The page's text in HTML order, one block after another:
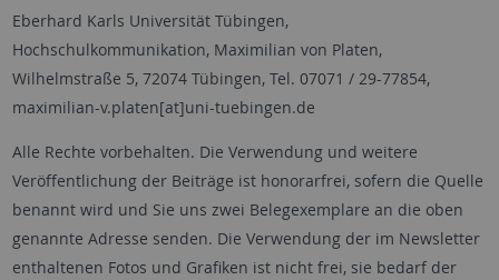
Eberhard Karls Universität Tübingen,
Hochschulkommunikation, Maximilian von Platen,
Wilhelmstraße 5, 72074 Tübingen, Tel. 07071 / 29-77854,
maximilian-v.platen[at]uni-tuebingen.de
Alle Rechte vorbehalten. Die Verwendung und weitere
Veröffentlichung der Beiträge ist honorarfrei, sofern die Quelle
benannt wird und Sie uns zwei Belegexemplare an die oben
genannte Adresse senden. Die Verwendung der im Newsletter
enthaltenen Fotos und Grafiken ist nicht frei, sie bedarf der